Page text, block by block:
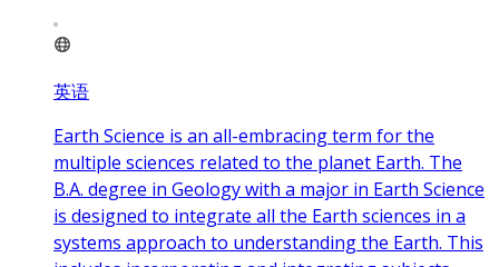
英语
Earth Science is an all-embracing term for the
multiple sciences related to the planet Earth. The
B.A. degree in Geology with a major in Earth Science
is designed to integrate all the Earth sciences in a
systems approach to understanding the Earth. This